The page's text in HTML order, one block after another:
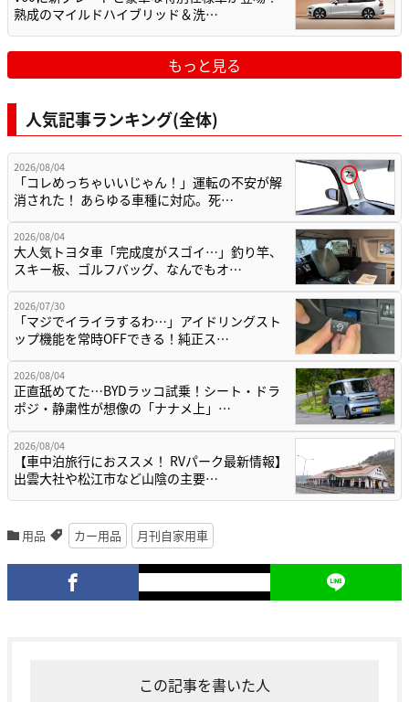
熟成のマイルドハイブリッド＆洗…
もっと見る
人気記事ランキング(全体)
2026/08/04
「コレめっちゃいいじゃん！」運転の不安が解
消された！ あらゆる車種に対応。死…
2026/08/04
大人気トヨタ車「完成度がスゴイ…」釣り竿、
スキー板、ゴルフバッグ、なんでもオ…
2026/07/30
「マジでイライラするわ…」アイドリングスト
ップ機能を常時OFFできる！純正ス…
2026/08/04
正直舐めてた…BYDラッコ試乗！シート・ドラ
ポジ・静粛性が想像の「ナナメ上」…
2026/08/04
【車中泊旅行におススメ！ RVパーク最新情報】
出雲大社や松江市など山陰の主要…
用品 カー用品 月刊自家用車
この記事を書いた人